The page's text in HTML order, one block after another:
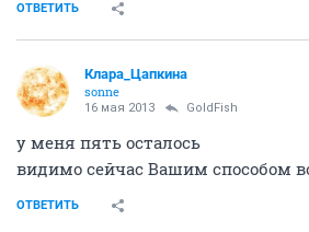
ОТВЕТИТЬ
Клара_Цапкина
sonne
16 мая 2013 GoldFish
у меня пять осталось
видимо сейчас Вашим способом
ОТВЕТИТЬ